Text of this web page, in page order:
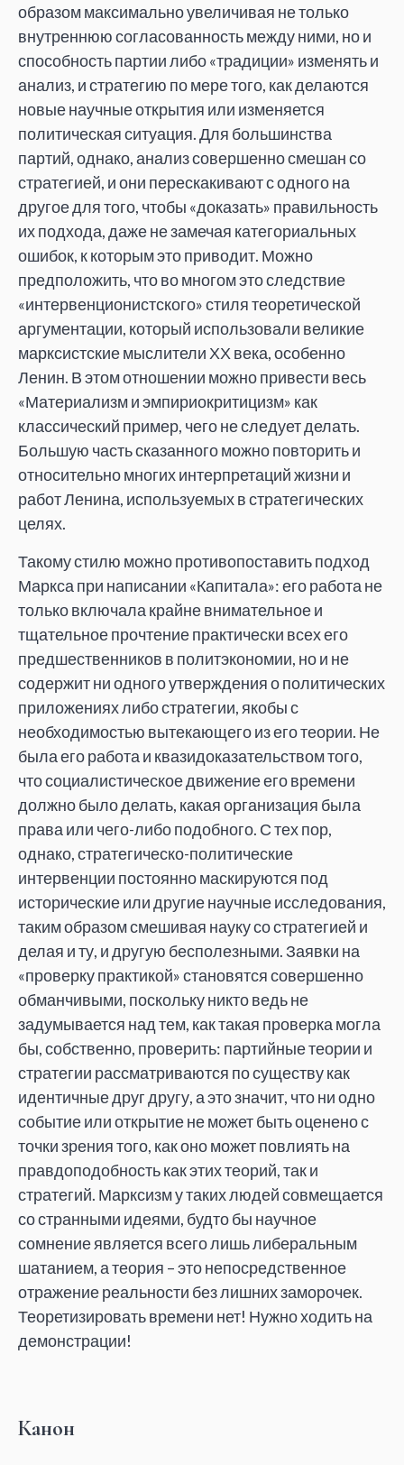
образом максимально увеличивая не только
внутреннюю согласованность между ними, но и
способность партии либо «традиции» изменять и
анализ, и стратегию по мере того, как делаются
новые научные открытия или изменяется
политическая ситуация. Для большинства
партий, однако, анализ совершенно смешан со
стратегией, и они перескакивают с одного на
другое для того, чтобы «доказать» правильность
их подхода, даже не замечая категориальных
ошибок, к которым это приводит. Можно
предположить, что во многом это следствие
«интервенционистского» стиля теоретической
аргументации, который использовали великие
марксистские мыслители ХХ века, особенно
Ленин. В этом отношении можно привести весь
«Материализм и эмпириокритицизм» как
классический пример, чего не следует делать.
Большую часть сказанного можно повторить и
относительно многих интерпретаций жизни и
работ Ленина, используемых в стратегических
целях.
Такому стилю можно противопоставить подход
Маркса при написании «Капитала»: его работа не
только включала крайне внимательное и
тщательное прочтение практически всех его
предшественников в политэкономии, но и не
содержит ни одного утверждения о политических
приложениях либо стратегии, якобы с
необходимостью вытекающего из его теории. Не
была его работа и квазидоказательством того,
что социалистическое движение его времени
должно было делать, какая организация была
права или чего-либо подобного. С тех пор,
однако, стратегическо-политические
интервенции постоянно маскируются под
исторические или другие научные исследования,
таким образом смешивая науку со стратегией и
делая и ту, и другую бесполезными. Заявки на
«проверку практикой» становятся совершенно
обманчивыми, поскольку никто ведь не
задумывается над тем, как такая проверка могла
бы, собственно, проверить: партийные теории и
стратегии рассматриваются по существу как
идентичные друг другу, а это значит, что ни одно
событие или открытие не может быть оценено с
точки зрения того, как оно может повлиять на
правдоподобность как этих теорий, так и
стратегий. Марксизм у таких людей совмещается
со странными идеями, будто бы научное
сомнение является всего лишь либеральным
шатанием, а теория – это непосредственное
отражение реальности без лишних заморочек.
Теоретизировать времени нет! Нужно ходить на
демонстрации!
Канон